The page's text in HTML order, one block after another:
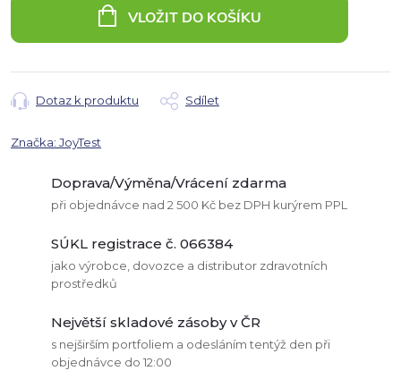
VLOŽIT DO KOŠÍKU
Dotaz k produktu Sdílet
Značka: JoyTest
Doprava/Výměna/Vrácení zdarma
při objednávce nad 2 500 Kč bez DPH kurýrem PPL
SÚKL registrace č. 066384
jako výrobce, dovozce a distributor zdravotních
prostředků
Největší skladové zásoby v ČR
s nejširším portfoliem a odesláním tentýž den při
objednávce do 12:00